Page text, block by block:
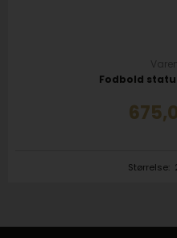
Fodbold
Størrelse: